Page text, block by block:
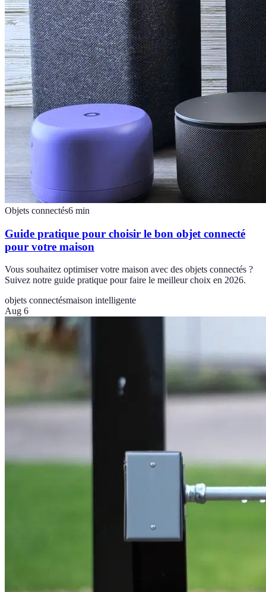
Objets connectés6 min
Guide pratique pour choisir le bon objet connecté
pour votre maison
Vous souhaitez optimiser votre maison avec des objets connectés ?
Suivez notre guide pratique pour faire le meilleur choix en 2026.
objets connectésmaison intelligente
Aug 6